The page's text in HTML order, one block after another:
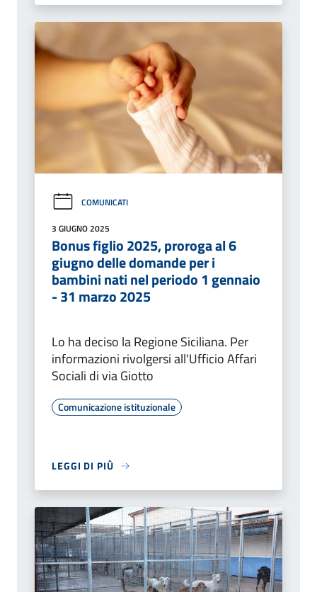
COMUNICATI
3 GIUGNO 2025
Bonus figlio 2025, proroga al 6
giugno delle domande per i
bambini nati nel periodo 1 gennaio
- 31 marzo 2025
Lo ha deciso la Regione Siciliana. Per
informazioni rivolgersi all'Ufficio Affari
Sociali di via Giotto
Comunicazione istituzionale
LEGGI DI PIÙ